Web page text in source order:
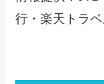
行・楽天トラ